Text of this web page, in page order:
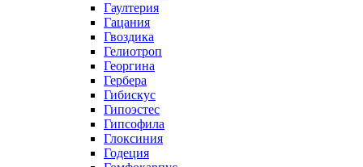
Гаултерия
Гацания
Гвоздика
Гелиотроп
Георгина
Гербера
Гибискус
Гипоэстес
Гипсофила
Глоксиния
Годеция